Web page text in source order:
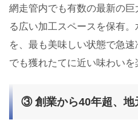
網走管内でも有数の最新の
る広い加工スペースを保有
を、最も美味しい状態で急
でも獲れたてに近い味わいを
③ 創業から40年超、地